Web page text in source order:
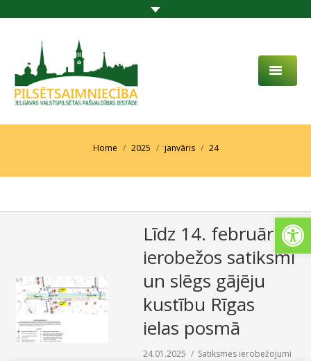
PAR MUMS
PAKALPOJUMI
SABIEDRĪBAS LĪDZDALĪBA
KONTAKTI
SAZIŅA
Home 2025 janvāris 24
Līdz 14. februārim
ierobežos satiksmi
un slēgs gājēju
kustību Rīgas
ielas posmā
24.01.2025
Satiksmes ierobežojumi